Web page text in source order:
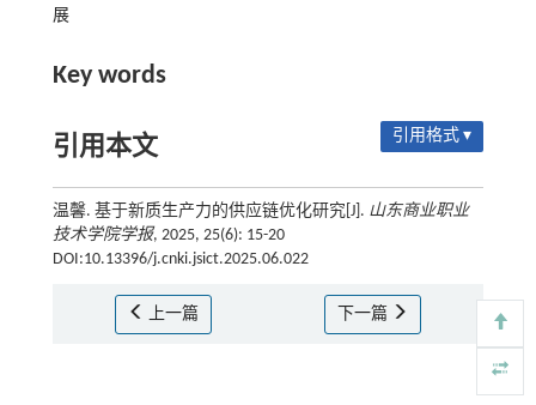
展
Key words
引用本文 引用格式 ▾
温馨. 基于新质生产力的供应链优化研究[J]. 山东商业职业
技术学院学报, 2025, 25(6): 15-20
DOI:10.13396/j.cnki.jsict.2025.06.022
上一篇 下一篇